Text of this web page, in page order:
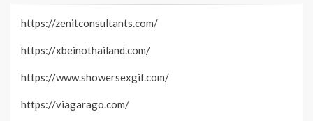
https://zenitconsultants.com/
https://xbeinothailand.com/
https://www.showersexgif.com/
https://viagarago.com/